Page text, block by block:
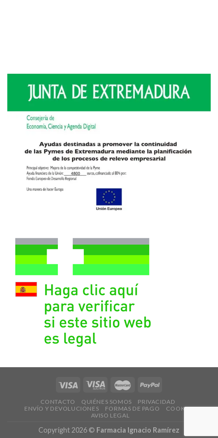
CONTACTO QUIÉNES SOMOS
PRIVACIDAD
ENVÍO Y DEVOLUCIONES
FORMAS DE PAGO
COOKIES
AVISO LEGAL
Copyright 2026 © Farmacia Ignacio Ramírez